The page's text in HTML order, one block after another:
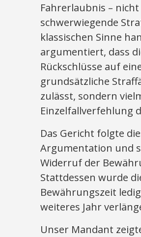
Fahrerlaubnis –
schwerwiegende
klassischen Sinne
argumentiert, dass
Rückschlüsse auf
grundsätzliche
zulässt, sondern
Einzelfallverfehlung
Das Gericht folgte
Argumentation und
Widerruf der
Stattdessen wurde
Bewährungszeit
weiteres Jahr
Unser Mandant